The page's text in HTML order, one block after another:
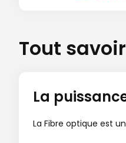
Tout
La
La Fibre optique est